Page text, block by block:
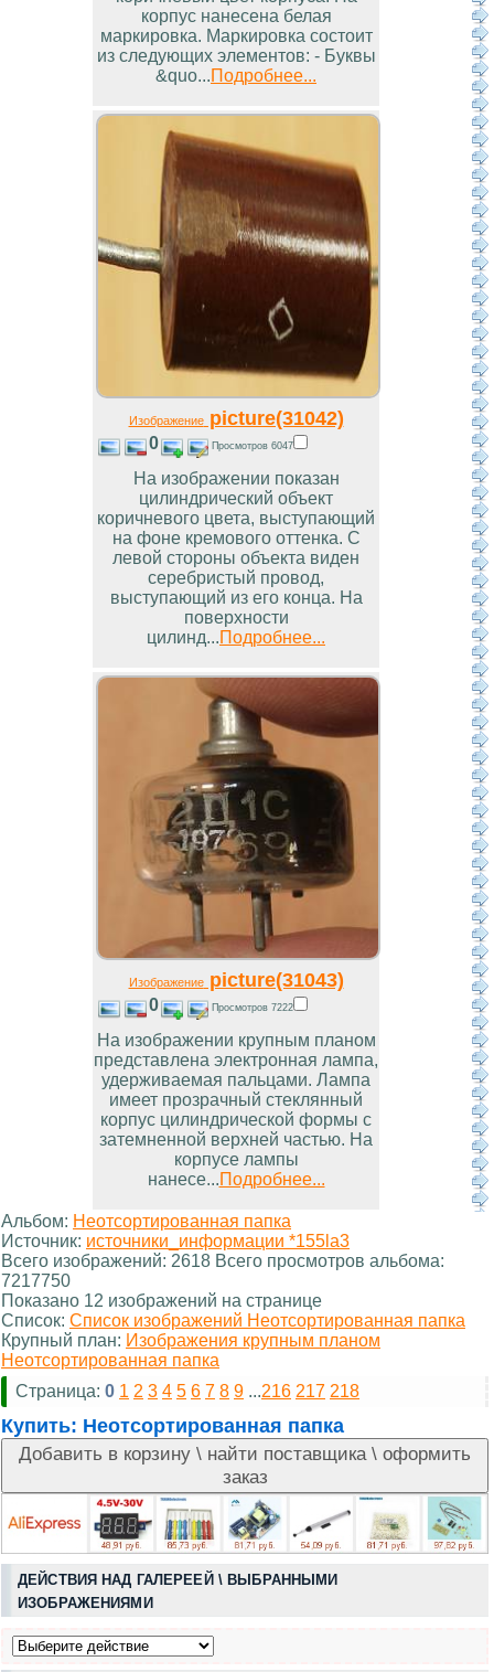
корпус нанесена белая
маркировка. Маркировка состоит
из следующих элементов: - Буквы
&quo...Подробнее...
Изображениеpicture(31042)
0 Просмотров 6047
На изображении показан
цилиндрический объект
коричневого цвета, выступающий
на фоне кремового оттенка. С
левой стороны объекта виден
серебристый провод,
выступающий из его конца. На
поверхности
цилинд...Подробнее...
Изображениеpicture(31043)
0 Просмотров 7222
На изображении крупным планом
представлена электронная лампа,
удерживаемая пальцами. Лампа
имеет прозрачный стеклянный
корпус цилиндрической формы с
затемненной верхней частью. На
корпусе лампы
нанесе...Подробнее...
Альбом: Неотсортированная папка
Источник: источники_информации *155la3
Всего изображений: 2618 Всего просмотров альбома:
7217750
Показано 12 изображений на странице
Список: Список изображений Неотсортированная папка
Крупный план: Изображения крупным планом
Неотсортированная папка
Страница: 0 1 2 3 4 5 6 7 8 9 ...216 217 218
Купить: Неотсортированная папка
ДЕЙСТВИЯ НАД ГАЛЕРЕЕЙ \ ВЫБРАННЫМИ
ИЗОБРАЖЕНИЯМИ